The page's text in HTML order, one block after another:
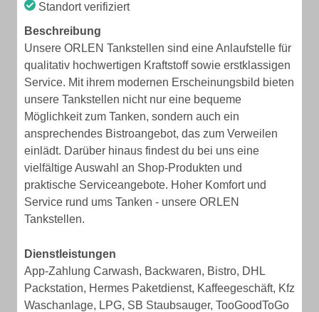
Standort verifiziert
Beschreibung
Unsere ORLEN Tankstellen sind eine Anlaufstelle für
qualitativ hochwertigen Kraftstoff sowie erstklassigen
Service. Mit ihrem modernen Erscheinungsbild bieten
unsere Tankstellen nicht nur eine bequeme
Möglichkeit zum Tanken, sondern auch ein
ansprechendes Bistroangebot, das zum Verweilen
einlädt. Darüber hinaus findest du bei uns eine
vielfältige Auswahl an Shop-Produkten und
praktische Serviceangebote. Hoher Komfort und
Service rund ums Tanken - unsere ORLEN
Tankstellen.
Dienstleistungen
App-Zahlung Carwash, Backwaren, Bistro, DHL
Packstation, Hermes Paketdienst, Kaffeegeschäft, Kfz
Waschanlage, LPG, SB Staubsauger, TooGoodToGo